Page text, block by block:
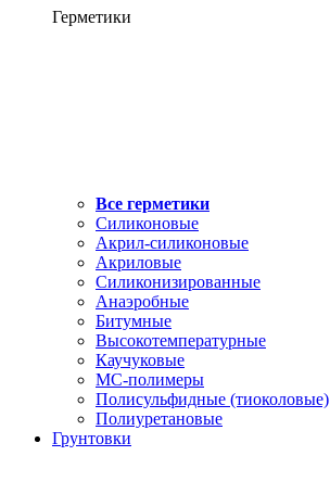
Герметики
Все герметики
Силиконовые
Акрил-силиконовые
Акриловые
Силиконизированные
Анаэробные
Битумные
Высокотемпературные
Каучуковые
МС-полимеры
Полисульфидные (тиоколовые)
Полиуретановые
Грунтовки